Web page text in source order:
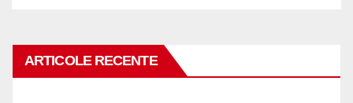
ARTICOLE RECENTE